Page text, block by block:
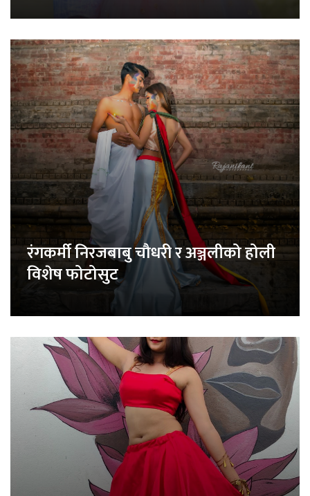
रंगकर्मी निरजबाबु चौधरी र अञ्जलीको होली
विशेष फोटोसुट